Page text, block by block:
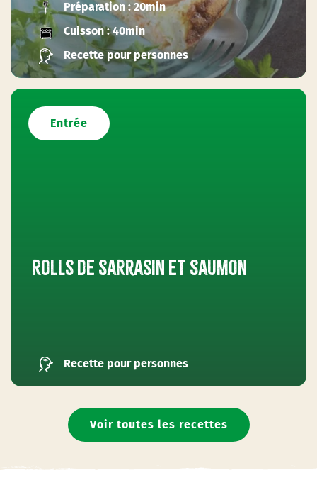
Préparation : 20min
Cuisson : 40min
Recette pour personnes
Rolls de sarrasin et saumon
Entrée
Recette pour personnes
Voir toutes les recettes